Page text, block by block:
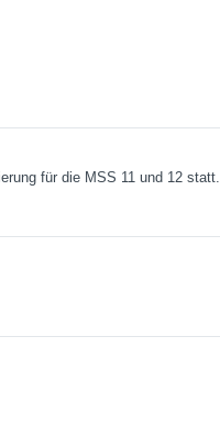
für die MSS 11 und 12 statt.